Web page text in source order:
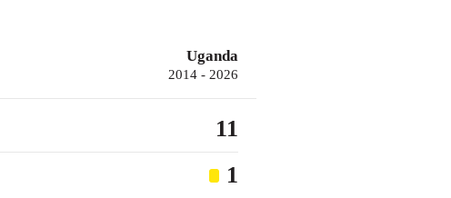
Uganda
2014 - 2026
11
1